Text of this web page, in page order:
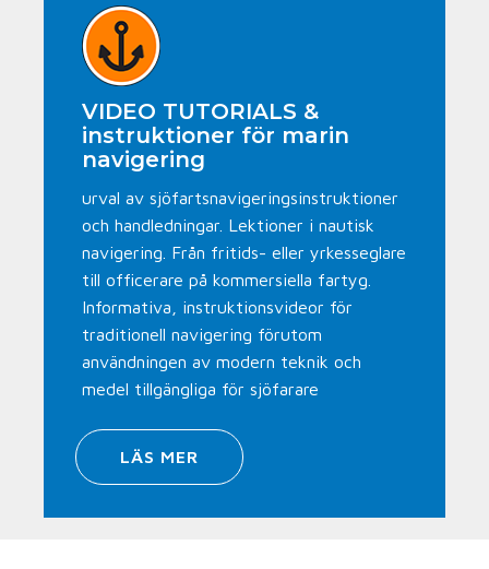
VIDEO TUTORIALS &
instruktioner för marin
navigering
urval av sjöfartsnavigeringsinstruktioner
och handledningar. Lektioner i nautisk
navigering. Från fritids- eller yrkesseglare
till officerare på kommersiella fartyg.
Informativa, instruktionsvideor för
traditionell navigering förutom
användningen av modern teknik och
medel tillgängliga för sjöfarare
LÄS MER